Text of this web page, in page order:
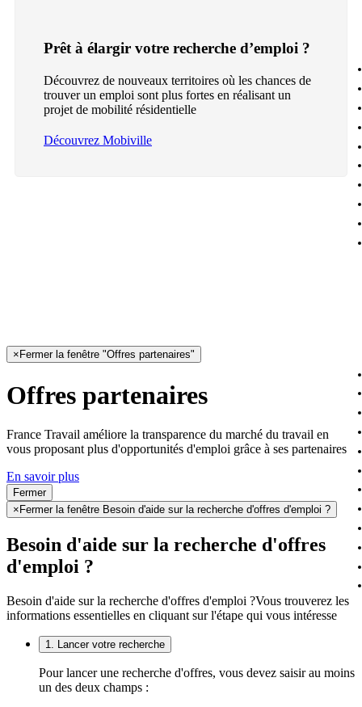
Prêt à élargir votre recherche d’emploi ?
Découvrez de nouveaux territoires où les chances de
trouver un emploi sont plus fortes en réalisant un
projet de mobilité résidentielle
Découvrez Mobiville
× Fermer la fenêtre "Offres partenaires"
Offres partenaires
France Travail améliore la transparence du marché du travail en
vous proposant plus d'opportunités d'emploi grâce à ses partenaires
En savoir plus
Fermer
× Fermer la fenêtre Besoin d'aide sur la recherche d'offres d'emploi ?
Besoin d'aide sur la recherche d'offres
d'emploi ?
Besoin d'aide sur la recherche d'offres d'emploi ?Vous trouverez les
informations essentielles en cliquant sur l'étape qui vous intéresse
1. Lancer votre recherche
Pour lancer une recherche d'offres, vous devez saisir au moins
un des deux champs :